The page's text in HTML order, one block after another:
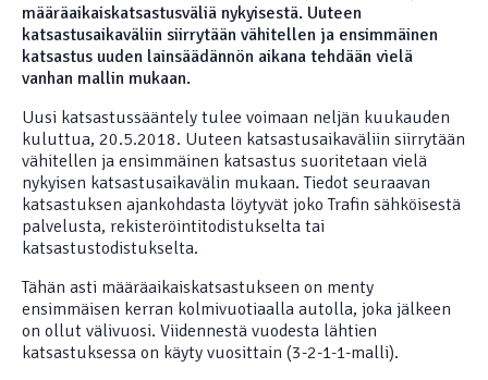
määräaikaiskatsastusväliä nykyisestä. Uuteen
katsastusaikaväliin siirrytään vähitellen ja ensimmäinen
katsastus uuden lainsäädännön aikana tehdään vielä
vanhan mallin mukaan.
Uusi katsastussääntely tulee voimaan neljän kuukauden
kuluttua, 20.5.2018. Uuteen katsastusaikaväliin siirrytään
vähitellen ja ensimmäinen katsastus suoritetaan vielä
nykyisen katsastusaikavälin mukaan. Tiedot seuraavan
katsastuksen ajankohdasta löytyvät joko Trafin sähköisestä
palvelusta, rekisteröintitodistukselta tai
katsastustodistukselta.
Tähän asti määräaikaiskatsastukseen on menty
ensimmäisen kerran kolmivuotiaalla autolla, joka jälkeen
on ollut välivuosi. Viidennestä vuodesta lähtien
katsastuksessa on käyty vuosittain (3-2-1-1-malli).